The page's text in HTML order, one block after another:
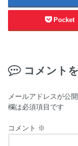
Pocket
コメント
メールアドレスが公
欄は必須項目です
コメント ※